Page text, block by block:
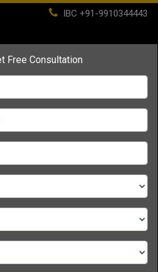
IBC +91-9910344443
Home(current)About IBC PSC